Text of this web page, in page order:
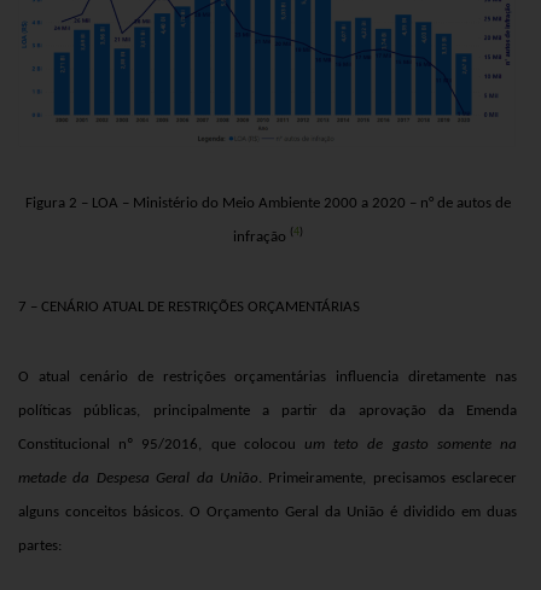
Figura 2 – LOA – Ministério do Meio Ambiente 2000 a 2020 – n° de autos de
infração 4)
7 – CENÁRIO ATUAL DE RESTRIÇÕES ORÇAMENTÁRIAS
O atual cenário de restrições orçamentárias influencia diretamente nas
políticas públicas, principalmente a partir da aprovação da Emenda
Constitucional nº 95/2016, que colocou um teto de gasto somente na
metade da Despesa Geral da União. Primeiramente, precisamos esclarecer
alguns conceitos básicos. O Orçamento Geral da União é dividido em duas
partes: